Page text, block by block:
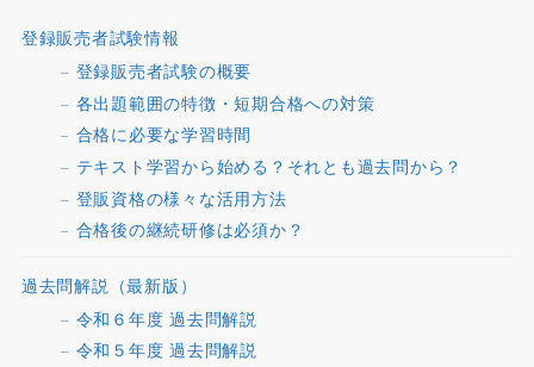
登録販売者試験情報
登録販売者試験の概要
各出題範囲の特徴・短期合格への対策
合格に必要な学習時間
テキスト学習から始める？それとも過去問から？
登販資格の様々な活用方法
合格後の継続研修は必須か？
過去問解説（最新版）
令和６年度 過去問解説
令和５年度 過去問解説